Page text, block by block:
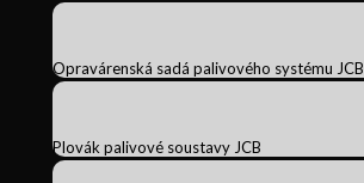
Opravárenská sadá palivového systému JCB
Plovák palivové soustavy JCB